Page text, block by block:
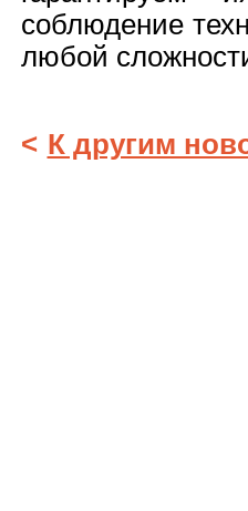
соблюдение
любой
< К другим